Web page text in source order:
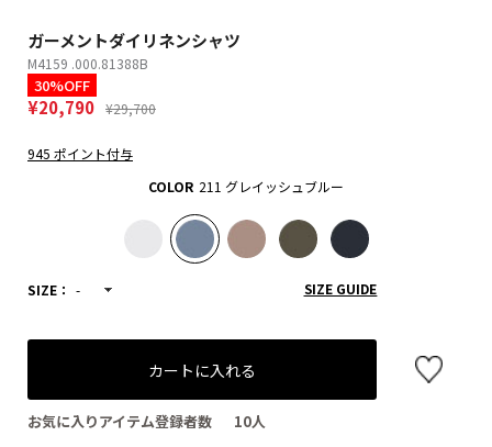
ガーメントダイリネンシャツ
M4159 .000.81388B
30%OFF
¥20,790 ¥29,700
945 ポイント付与
COLOR 211 グレイッシュブルー
SIZE： - SIZE GUIDE
カートに入れる
お気に入りアイテム登録者数 10人